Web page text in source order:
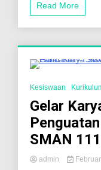
Read More
Kesiswaan
Gelar
SMAN
admin